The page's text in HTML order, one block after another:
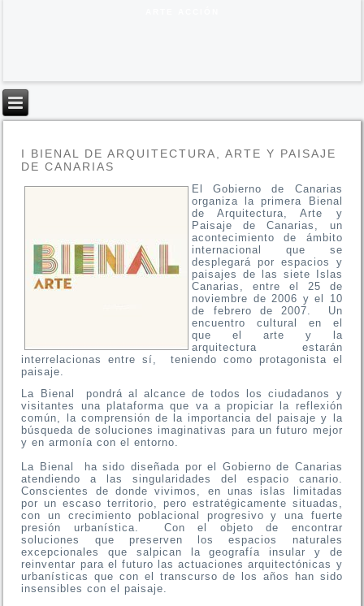
I BIENAL DE ARQUITECTURA, ARTE Y PAISAJE
DE CANARIAS
El Gobierno de Canarias
organiza la primera Bienal
de Arquitectura, Arte y
Paisaje de Canarias, un
acontecimiento de ámbito
internacional que se
desplegará por espacios y
paisajes de las siete Islas
Canarias, entre el 25 de
noviembre de 2006 y el 10
de febrero de 2007. Un
encuentro cultural en el
que el arte y la
arquitectura estarán
interrelacionas entre sí, teniendo como protagonista el
paisaje.
La Bienal pondrá al alcance de todos los ciudadanos y
visitantes una plataforma que va a propiciar la reflexión
común, la comprensión de la importancia del paisaje y la
búsqueda de soluciones imaginativas para un futuro mejor
y en armonía con el entorno.
La Bienal ha sido diseñada por el Gobierno de Canarias
atendiendo a las singularidades del espacio canario.
Conscientes de donde vivimos, en unas islas limitadas
por un escaso territorio, pero estratégicamente situadas,
con un crecimiento poblacional progresivo y una fuerte
presión urbanística. Con el objeto de encontrar
soluciones que preserven los espacios naturales
excepcionales que salpican la geografía insular y de
reinventar para el futuro las actuaciones arquitectónicas y
urbanísticas que con el transcurso de los años han sido
insensibles con el paisaje.